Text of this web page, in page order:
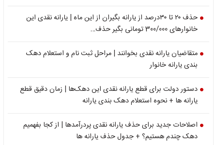
حذف ۲۰ تا ۳۰درصد از یارانه بگیران از این ماه | یارانه نقدی این
خانوارهای 300/000 تومانی بگیر حذف…
متقاضیان یارانه نقدی بخوانند | مراحل ثبت‌ نام و استعلام دهک‌
بندی یارانه خانوار
دستور دولت برای قطع یارانه نقدی این دهک‌ها | زمان دقیق قطع
یارانه ها + نحوه استعلام دهک بندی یارانه
اصلاحات جدید برای حذف یارانه نقدی پردرآمدها | از کجا بفهمیم
دهک چندم هستیم؟ + جدول حذف یارانه ها